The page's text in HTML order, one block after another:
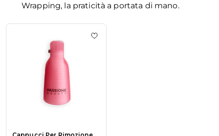
Wrapping, la praticità a portata di mano.
La navigazione tra gli elementi del carosello è possibile
Premi per saltare il carosello
Aggiungi alla wishlist Cappucci Per